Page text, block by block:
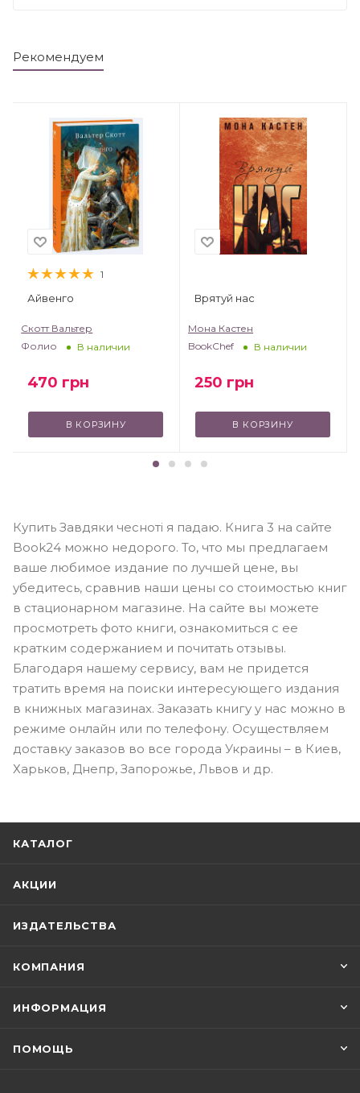
Рекомендуем
1
Айвенго
Скотт Вальтер
Фолио
В наличии
470 грн
В КОРЗИНУ
Врятуй нас
Мона Кастен
BookChef
В наличии
250 грн
В КОРЗИНУ
Купить Завдяки чесноті я падаю. Книга 3 на сайте
Book24 можно недорого. То, что мы предлагаем
ваше любимое издание по лучшей цене, вы
убедитесь, сравнив наши цены со стоимостью книг
в стационарном магазине. На сайте вы можете
просмотреть фото книги, ознакомиться с ее
кратким содержанием и почитать отзывы.
Благодаря нашему сервису, вам не придется
тратить время на поиски интересующего издания
в книжных магазинах. Заказать книгу у нас можно в
режиме онлайн или по телефону. Осуществляем
доставку заказов во все города Украины – в Киев,
Харьков, Днепр, Запорожье, Львов и др.
КАТАЛОГ
АКЦИИ
ИЗДАТЕЛЬСТВА
КОМПАНИЯ
ИНФОРМАЦИЯ
ПОМОЩЬ